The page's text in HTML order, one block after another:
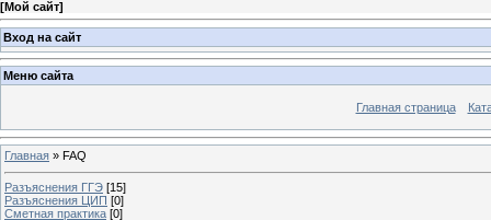
[Мой сайт]
Вход на сайт
Меню сайта
Главная страница
Главная » FAQ
Разъяснения ГГЭ [15]
Разъяснения ЦИП [0]
Сметная практика [0]